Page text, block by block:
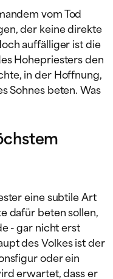
vom Tod
der keine direkte
auffälliger ist die
Hohepriesters den
in der Hoffnung,
Sohnes beten. Was
eine subtile Art
dafür beten sollen,
- gar nicht erst
des Volkes ist der
oder ein
erwartet, dass er